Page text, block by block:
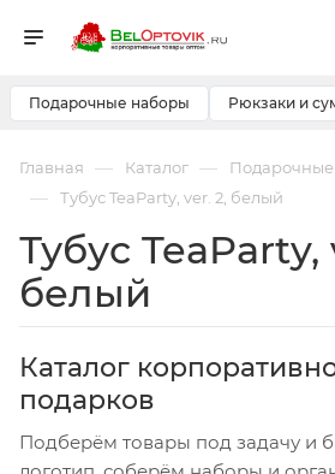
Подарочные наборы Рюкзаки и
Главная — Каталог —
— Тубус TeaParty, ver. 2, белый
Тубус TeaParty,
белый
Каталог
подарков
Подберём товары под задачу и